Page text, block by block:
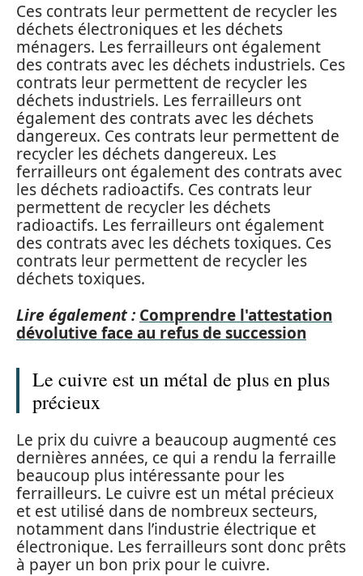
Ces contrats leur permettent de recycler les
déchets électroniques et les déchets
ménagers. Les ferrailleurs ont également
des contrats avec les déchets industriels. Ces
contrats leur permettent de recycler les
déchets industriels. Les ferrailleurs ont
également des contrats avec les déchets
dangereux. Ces contrats leur permettent de
recycler les déchets dangereux. Les
ferrailleurs ont également des contrats avec
les déchets radioactifs. Ces contrats leur
permettent de recycler les déchets
radioactifs. Les ferrailleurs ont également
des contrats avec les déchets toxiques. Ces
contrats leur permettent de recycler les
déchets toxiques.
Lire également : Comprendre l'attestation
dévolutive face au refus de succession
Le cuivre est un métal de plus en plus
précieux
Le prix du cuivre a beaucoup augmenté ces
dernières années, ce qui a rendu la ferraille
beaucoup plus intéressante pour les
ferrailleurs. Le cuivre est un métal précieux
et est utilisé dans de nombreux secteurs,
notamment dans l’industrie électrique et
électronique. Les ferrailleurs sont donc prêts
à payer un bon prix pour le cuivre.